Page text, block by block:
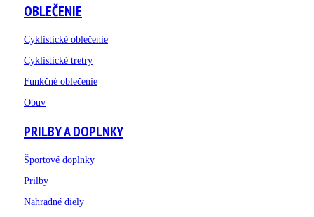
OBLEČENIE
Cyklistické oblečenie
Cyklistické tretry
Funkčné oblečenie
Obuv
PRILBY A DOPLNKY
Športové doplnky
Prilby
Nahradné diely